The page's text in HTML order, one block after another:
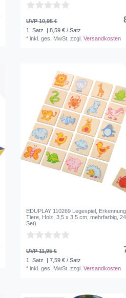
UVP 10,95 €
1 Satz
| 8,59 € / Satz
*inkl. ges. MwSt. zzgl.Versandkosten
EDUPLAY 110269 Legespiel,
Tiere, Holz, 3,5 x 3,5 cm, mehrfarbig,
Set)
UVP 11,95 €
1 Satz
| 7,59 € / Satz
*inkl. ges. MwSt. zzgl.Versandkosten